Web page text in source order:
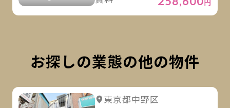
円
お探しの業態の他の物件
詳細を見る
東京都中野区